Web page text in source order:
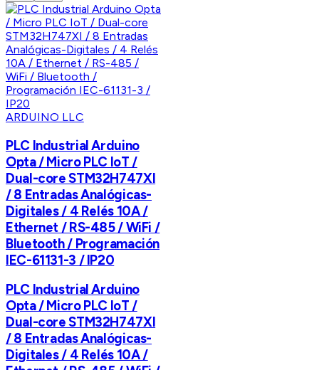
ARDUINO LLC
PLC Industrial Arduino
Opta / Micro PLC IoT /
Dual-core STM32H747XI
/ 8 Entradas Analógicas-
Digitales / 4 Relés 10A /
Ethernet / RS-485 / WiFi /
Bluetooth / Programación
IEC-61131-3 / IP20
PLC Industrial Arduino
Opta / Micro PLC IoT /
Dual-core STM32H747XI
/ 8 Entradas Analógicas-
Digitales / 4 Relés 10A /